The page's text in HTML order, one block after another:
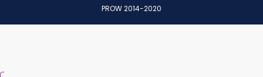
PROW 2014-2020